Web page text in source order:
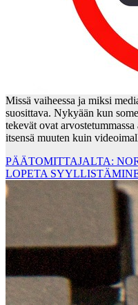
Missä vaiheessa ja miksi
suosittava. Nykyään kun
tekevät ovat
itsensä muuten kuin
PÄÄTOMITTAJALTA:
LOPETA